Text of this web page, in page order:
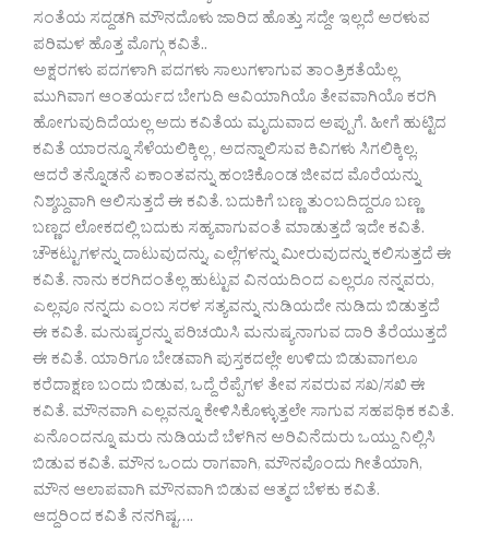
ಸಂತೆಯ ಸದ್ದಡಗಿ ಮೌನದೊಳು ಜಾರಿದ ಹೊತ್ತು ಸದ್ದೇ ಇಲ್ಲದೆ ಅರಳುವ
ಪರಿಮಳ ಹೊತ್ತ ಮೊಗ್ಗು ಕವಿತೆ..
ಅಕ್ಷರಗಳು ಪದಗಳಾಗಿ ಪದಗಳು ಸಾಲುಗಳಾಗುವ ತಾಂತ್ರಿಕತೆಯೆಲ್ಲ
ಮುಗಿವಾಗ ಆಂತರ್ಯದ‌ ಬೇಗುದಿ ಆವಿಯಾಗಿಯೊ ತೇವವಾಗಿಯೊ ಕರಗಿ
ಹೋಗುವುದಿದೆಯಲ್ಲ ಅದು ಕವಿತೆಯ ಮೃದುವಾದ ಅಪ್ಪುಗೆ. ಹೀಗೆ ಹುಟ್ಟಿದ
ಕವಿತೆ ಯಾರನ್ನೂ ಸೆಳೆಯಲಿಕ್ಕಿಲ್ಲ , ಅದನ್ನಾಲಿಸುವ ಕಿವಿಗಳು ಸಿಗಲಿಕ್ಕಿಲ್ಲ.
ಆದರೆ‌ ತನ್ನೊಡನೆ ಏಕಾಂತವನ್ನು ಹಂಚಿಕೊಂಡ ಜೀವದ ಮೊರೆಯನ್ನು
ನಿಶ್ಶಬ್ದವಾಗಿ ಆಲಿಸುತ್ತದೆ ಈ ಕವಿತೆ. ಬದುಕಿಗೆ ಬಣ್ಣ ತುಂಬದಿದ್ದರೂ ಬಣ್ಣ
ಬಣ್ಣದ ಲೋಕದಲ್ಲಿ ಬದುಕು ಸಹ್ಯವಾಗುವಂತೆ ಮಾಡುತ್ತದೆ ಇದೇ ಕವಿತೆ.
ಚೌಕಟ್ಟುಗಳನ್ನು ದಾಟುವುದನ್ನು, ಎಲ್ಲೆಗಳನ್ನು ಮೀರುವುದನ್ನು ಕಲಿಸುತ್ತದೆ ಈ
ಕವಿತೆ. ನಾನು ಕರಗಿದಂತೆಲ್ಲ ಹುಟ್ಟುವ ವಿನಯದಿಂದ ಎಲ್ಲರೂ ನನ್ನವರು,
ಎಲ್ಲವೂ ನನ್ನದು ಎಂಬ ಸರಳ ಸತ್ಯವನ್ನು ನುಡಿಯದೇ ನುಡಿದು ಬಿಡುತ್ತದೆ
ಈ ಕವಿತೆ. ಮನುಷ್ಯರನ್ನು ಪರಿಚಯಿಸಿ ಮನುಷ್ಯನಾಗುವ ದಾರಿ ತೆರೆಯುತ್ತದೆ
ಈ ಕವಿತೆ. ಯಾರಿಗೂ ಬೇಡವಾಗಿ ಪುಸ್ತಕದಲ್ಲೇ ಉಳಿದು ಬಿಡುವಾಗಲೂ
ಕರೆದಾಕ್ಷಣ ಬಂದು ಬಿಡುವ, ಒದ್ದೆ ರೆಪ್ಪೆಗಳ ತೇವ ಸವರುವ ಸಖ/ಸಖಿ ಈ
ಕವಿತೆ. ಮೌನವಾಗಿ ಎಲ್ಲವನ್ನೂ ಕೇಳಿಸಿಕೊಳ್ಳುತ್ತಲೇ ಸಾಗುವ ಸಹಪಥಿಕ ಕವಿತೆ.
ಏನೊಂದನ್ನೂ ಮರು ನುಡಿಯದೆ ಬೆಳಗಿನ ಅರಿವಿನೆದುರು ಒಯ್ದು ನಿಲ್ಲಿಸಿ
ಬಿಡುವ ಕವಿತೆ. ಮೌನ ಒಂದು ರಾಗವಾಗಿ, ಮೌನವೊಂದು ಗೀತೆಯಾಗಿ,
ಮೌನ ಆಲಾಪವಾಗಿ ಮೌನವಾಗಿ ಬಿಡುವ ಆತ್ಮದ ಬೆಳಕು ಕವಿತೆ.
ಆದ್ದರಿಂದ ಕವಿತೆ ನನಗಿಷ್ಟ….